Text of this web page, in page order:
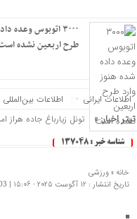
۳۰۰۰ اتوبوس وعده
طرح اربعین نشده
اطلاعات‌ ‎ایرانی اطلاعات بین‌المللی
تیتر اخبار: » تونل زیارباغ جاده هراز
شناسه خبر : 137048
خانه »ورزشی
تاریخ انتشار : 12 آگوست 2025 - 15:06 |
103